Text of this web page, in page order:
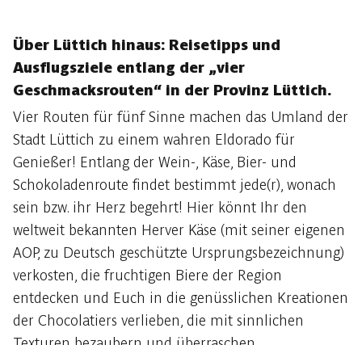
Über Lüttich hinaus: Reisetipps und
Ausflugsziele entlang der „vier
Geschmacksrouten“ in der Provinz Lüttich.
Vier Routen für fünf Sinne machen das Umland der
Stadt Lüttich zu einem wahren Eldorado für
Genießer! Entlang der Wein-, Käse, Bier- und
Schokoladenroute findet bestimmt jede(r), wonach
sein bzw. ihr Herz begehrt! Hier könnt Ihr den
weltweit bekannten Herver Käse (mit seiner eigenen
AOP, zu Deutsch geschützte Ursprungsbezeichnung)
verkosten, die fruchtigen Biere der Region
entdecken und Euch in die genüsslichen Kreationen
der Chocolatiers verlieben, die mit sinnlichen